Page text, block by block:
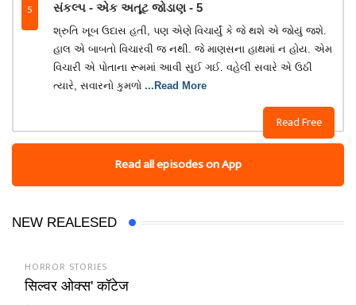
5 સંકલ્પ - એક અતૂટ જોડાણ - 5
Read Free
શ્રુતિ ખૂબ ઉદાસ હતી, પણ એણે વિચાર્યું કે જે થશે એ જોયું જશે.
હાલ એ બાબતો વિચારવી જ નથી. જે માણસના હાથમાં ન હોય. એમ
વિચારી એ પોતાના રૂમમાં આવી સુઈ ગઈ. વહેલી સવારે એ ઉઠી
ત્યારે, સવારનો કુમળો ...Read More
Read all episodes on App
NEW REALESED
HORROR STORIES
सिल्वर ओक्स' कॉटेज